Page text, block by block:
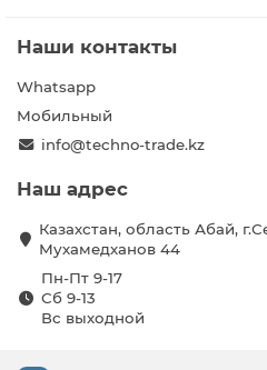
Наши контакты
Whatsapp
Мобильный
info@techno-trade.kz
Наш адрес
Казахстан, область Абай,
Мухамедханов 44
Пн-Пт 9-17
Сб 9-13
Вс выходной